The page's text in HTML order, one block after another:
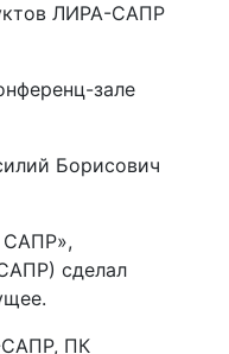
ЛИРА-САПР
зале
Борисович
САПР»,
сделал
САПР, ПК